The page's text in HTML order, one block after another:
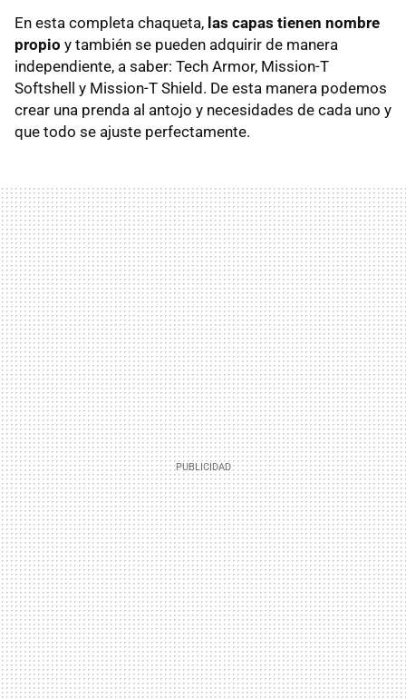
En esta completa chaqueta, las capas tienen nombre
propio y también se pueden adquirir de manera
independiente, a saber: Tech Armor, Mission-T
Softshell y Mission-T Shield. De esta manera podemos
crear una prenda al antojo y necesidades de cada uno y
que todo se ajuste perfectamente.